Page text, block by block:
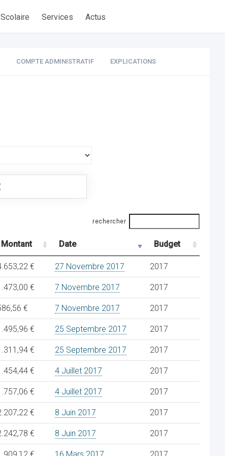
Scolaire Services Actus
COMPTE ADMINISTRATIF EXPLICATIONS
rechercher
Montant Date Budget
€ 27 Novembre 2017 2017
€ 7 Novembre 2017 2017
€ 7 Novembre 2017 2017
€ 25 Septembre 2017 2017
€ 25 Septembre 2017 2017
€ 4 Juillet 2017 2017
€ 4 Juillet 2017 2017
€ 8 Juin 2017 2017
€ 8 Juin 2017 2017